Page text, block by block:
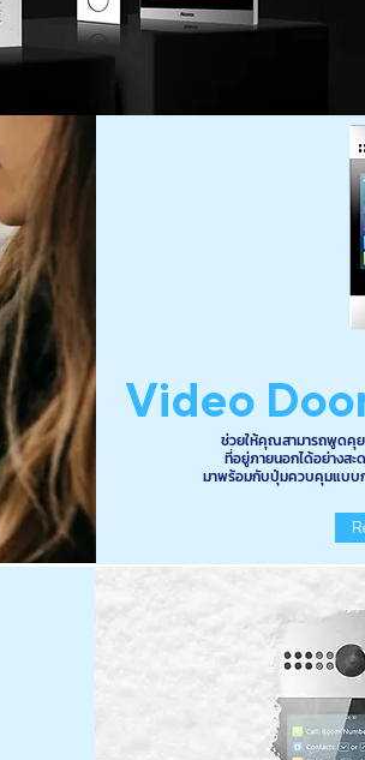
Video
ช่วยให้คุณสามารถพูดคุ
ที่อยู่ภายนอกได้อย่างส
มาพร้อมกับปุ่มควบคุมแบบก